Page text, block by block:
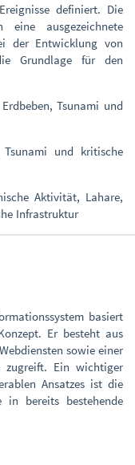
definiert. Die
eine ausgezeichnete
der Entwicklung von
Grundlage für den
Erdbeben, Tsunami und
und kritische
Aktivität, Lahare,
Infrastruktur
basiert
Er besteht aus
sowie einer
zugreift. Ein wichtiger
Ansatzes ist die
in bereits bestehende